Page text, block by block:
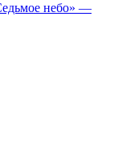
небо» —